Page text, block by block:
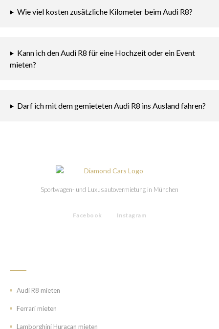
Wie viel kosten zusätzliche Kilometer beim Audi R8?
Kann ich den Audi R8 für eine Hochzeit oder ein Event
mieten?
Darf ich mit dem gemieteten Audi R8 ins Ausland fahren?
Sportwagen- und Luxusautovermietung in München
Facebook Instagram
Audi R8 mieten
Ferrari mieten
Lamborghini Huracan mieten